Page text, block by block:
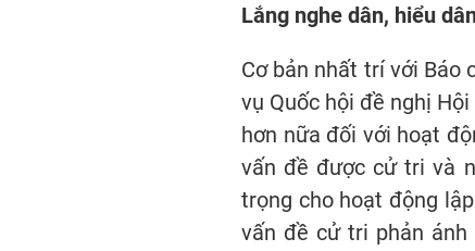
Lắng nghe dân, hiểu
Cơ bản nhất trí với Báo
vụ Quốc hội đề nghị
hơn nữa đối với hoạt
vấn đề được cử tri và
trọng cho hoạt động
vấn đề cử tri phản ánh